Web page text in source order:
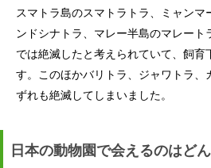
スマトラ島のスマトラトラ、ミャンマ
ンドシナトラ、マレー半島のマレート
では絶滅したと考えられていて、飼育
す。このほかバリトラ、ジャワトラ、
ずれも絶滅してしまいました。
日本の動物園で会えるのはど